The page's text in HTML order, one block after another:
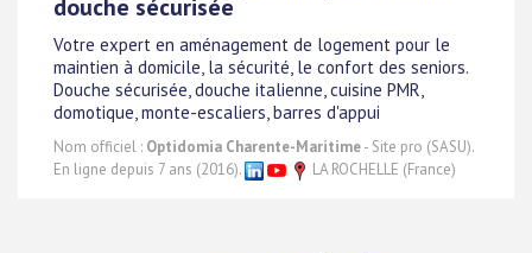
douche sécurisée
Votre expert en aménagement de logement pour le
maintien à domicile, la sécurité, le confort des seniors.
Douche sécurisée, douche italienne, cuisine PMR,
domotique, monte-escaliers, barres d'appui
Nom officiel : Optidomia Charente-Maritime- Site pro (SASU).
En ligne depuis 7 ans (2016).
LA ROCHELLE (France)